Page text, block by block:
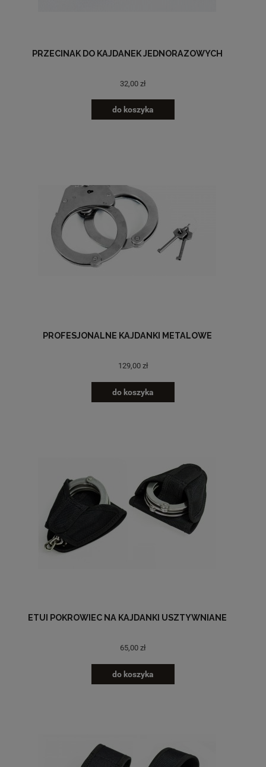
PRZECINAK DO KAJDANEK JEDNORAZOWYCH
32,00 zł
do koszyka
PROFESJONALNE KAJDANKI METALOWE
129,00 zł
do koszyka
ETUI POKROWIEC NA KAJDANKI USZTYWNIANE
65,00 zł
do koszyka